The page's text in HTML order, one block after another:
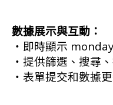
數據展示與互動：
・即時顯示
・提供篩選、搜尋
・表單提交和數據